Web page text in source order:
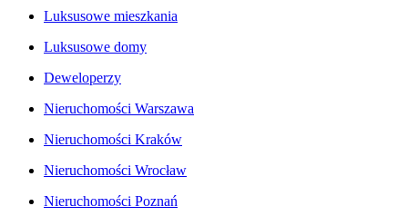
Luksusowe mieszkania
Luksusowe domy
Deweloperzy
Nieruchomości Warszawa
Nieruchomości Kraków
Nieruchomości Wrocław
Nieruchomości Poznań